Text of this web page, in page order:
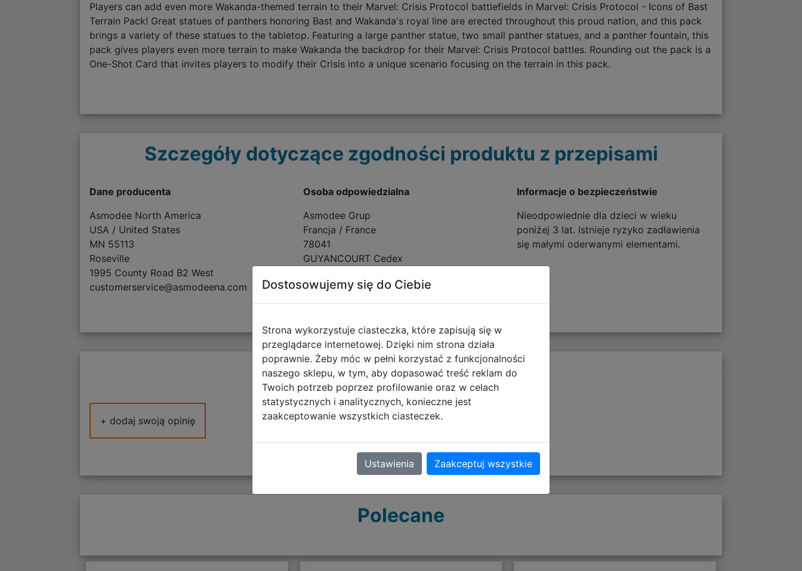
Players can add even more Wakanda-themed terrain to their Marvel: Crisis Protocol battlefields in Marvel: Crisis Protocol - Icons of Bast
Terrain Pack! Great statues of panthers honoring Bast and Wakanda's royal line are erected throughout this proud nation, and this pack
brings a variety of these statues to the tabletop. Featuring a large panther statue, two small panther statues, and a panther fountain, this
pack gives players even more terrain to make Wakanda the backdrop for their Marvel: Crisis Protocol battles. Rounding out the pack is a
One-Shot Card that invites players to modify their Crisis into a unique scenario focusing on the terrain in this pack.
Szczegóły dotyczące zgodności produktu z przepisami
Dane producenta
Asmodee North America
USA / United States
MN 55113
Roseville
1995 County Road B2 West
customerservice@asmodeena.com
Osoba odpowiedzialna
Asmodee Grup
Francja / France
78041
GUYANCOURT Cedex
BP 40119
Informacje o bezpieczeństwie
Nieodpowiednie dla dzieci w wieku
poniżej 3 lat. Istnieje ryzyko zadławienia
się małymi oderwanymi elementami.
Opinie o produkcie
+ dodaj swoją opinię
Polecane
Dostosowujemy się do Ciebie
Strona wykorzystuje ciasteczka, które zapisują się w
przeglądarce internetowej. Dzięki nim strona działa
poprawnie. Żeby móc w pełni korzystać z funkcjonalności
naszego sklepu, w tym, aby dopasować treść reklam do
Twoich potrzeb poprzez profilowanie oraz w celach
statystycznych i analitycznych, konieczne jest
zaakceptowanie wszystkich ciasteczek.
Ustawienia Zaakceptuj wszystkie